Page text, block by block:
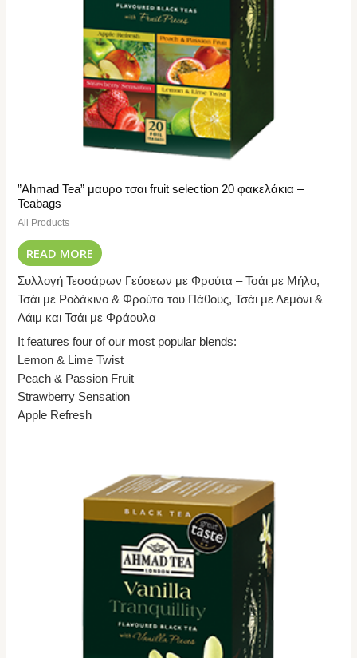
”Ahmad Tea” μαυρο τσαι fruit selection 20 φακελάκια –
Teabags
All Products
READ MORE
Συλλογή Τεσσάρων Γεύσεων με Φρούτα – Τσάι με Μήλο,
Τσάι με Ροδάκινο & Φρούτα του Πάθους, Τσάι με Λεμόνι &
Λάιμ και Τσάι με Φράουλα
It features four of our most popular blends:
Lemon & Lime Twist
Peach & Passion Fruit
Strawberry Sensation
Apple Refresh